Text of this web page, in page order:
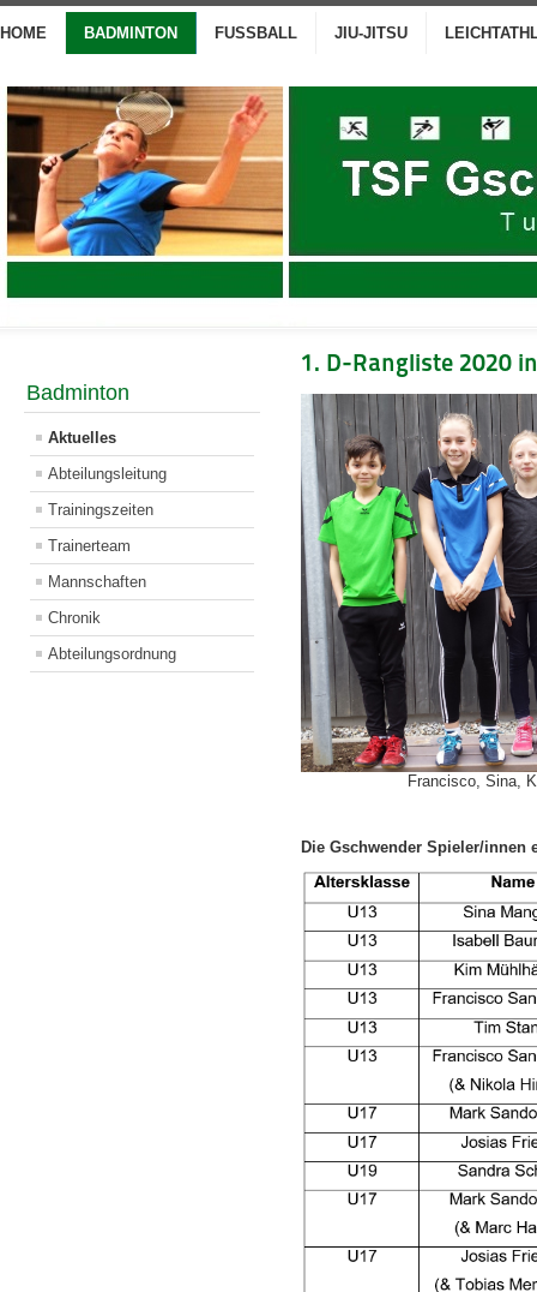
HOME BADMINTON FUSSBALL JIU-JITSU
Badminton
Aktuelles
Abteilungsleitung
Trainingszeiten
Trainerteam
Mannschaften
Chronik
Abteilungsordnung
1. D-Rangliste 2020
Francisco, Sina,
Die Gschwender Spieler/innen